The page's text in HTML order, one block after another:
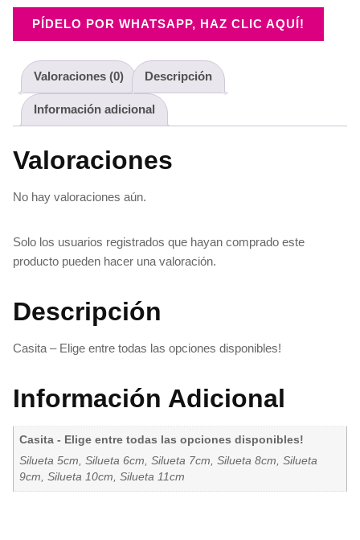
PÍDELO POR WHATSAPP, HAZ CLIC AQUÍ!
Valoraciones (0) Descripción
Información adicional
Valoraciones
No hay valoraciones aún.
Solo los usuarios registrados que hayan comprado este
producto pueden hacer una valoración.
Descripción
Casita – Elige entre todas las opciones disponibles!
Información Adicional
Casita - Elige entre todas las opciones disponibles!
Silueta 5cm, Silueta 6cm, Silueta 7cm, Silueta 8cm, Silueta
9cm, Silueta 10cm, Silueta 11cm